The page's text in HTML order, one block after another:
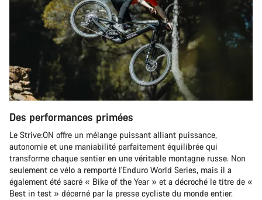
Des performances primées
Le Strive:ON offre un mélange puissant alliant puissance,
autonomie et une maniabilité parfaitement équilibrée qui
transforme chaque sentier en une véritable montagne russe. Non
seulement ce vélo a remporté l'Enduro World Series, mais il a
également été sacré « Bike of the Year » et a décroché le titre de «
Best in test » décerné par la presse cycliste du monde entier.